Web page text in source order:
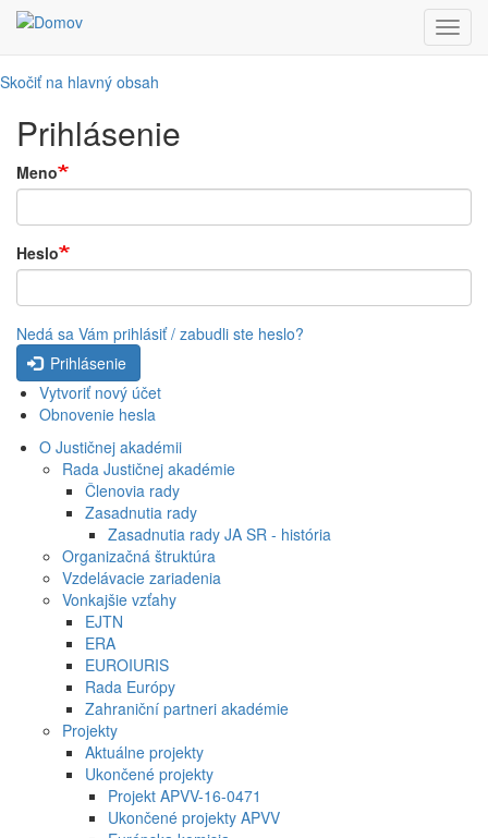
Skočiť na hlavný obsah
Prihlásenie
Meno
Heslo
Nedá sa Vám prihlásiť / zabudli ste heslo?
Prihlásenie
Vytvoriť nový účet
Obnovenie hesla
O Justičnej akadémii
Rada Justičnej akadémie
Členovia rady
Zasadnutia rady
Zasadnutia rady JA SR - história
Organizačná štruktúra
Vzdelávacie zariadenia
Vonkajšie vzťahy
EJTN
ERA
EUROIURIS
Rada Európy
Zahraniční partneri akadémie
Projekty
Aktuálne projekty
Ukončené projekty
Projekt APVV-16-0471
Ukončené projekty APVV